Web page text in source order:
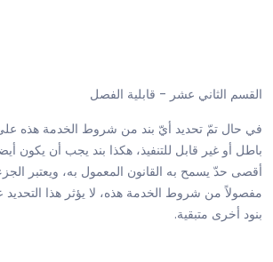
القسم الثاني عشر - قابلية الفصل
في حال تمّ تحديد أيّ بند من شروط الخدمة هذه على
باطل أو غير قابل للتنفيذ، هكذا بند يجب أن يكون أيضاً
أقصى حدّ يسمح به القانون المعمول به، ويعتبر الجزء
مفصولاً من شروط الخدمة هذه، لا يؤثر هذا
بنود أخرى متبقية.